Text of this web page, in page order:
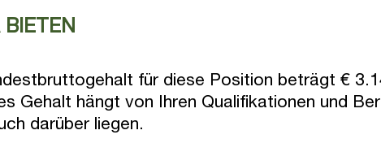
BIETEN
für diese Position beträgt €
Gehalt hängt von Ihren Qualifikationen und
darüber liegen.